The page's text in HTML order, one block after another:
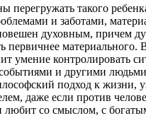
перегружать такого
и заботами,
духовным, причем
первичнее материального.
умение контролировать
и другими
подход к жизни,
даже если против
со смыслом, с